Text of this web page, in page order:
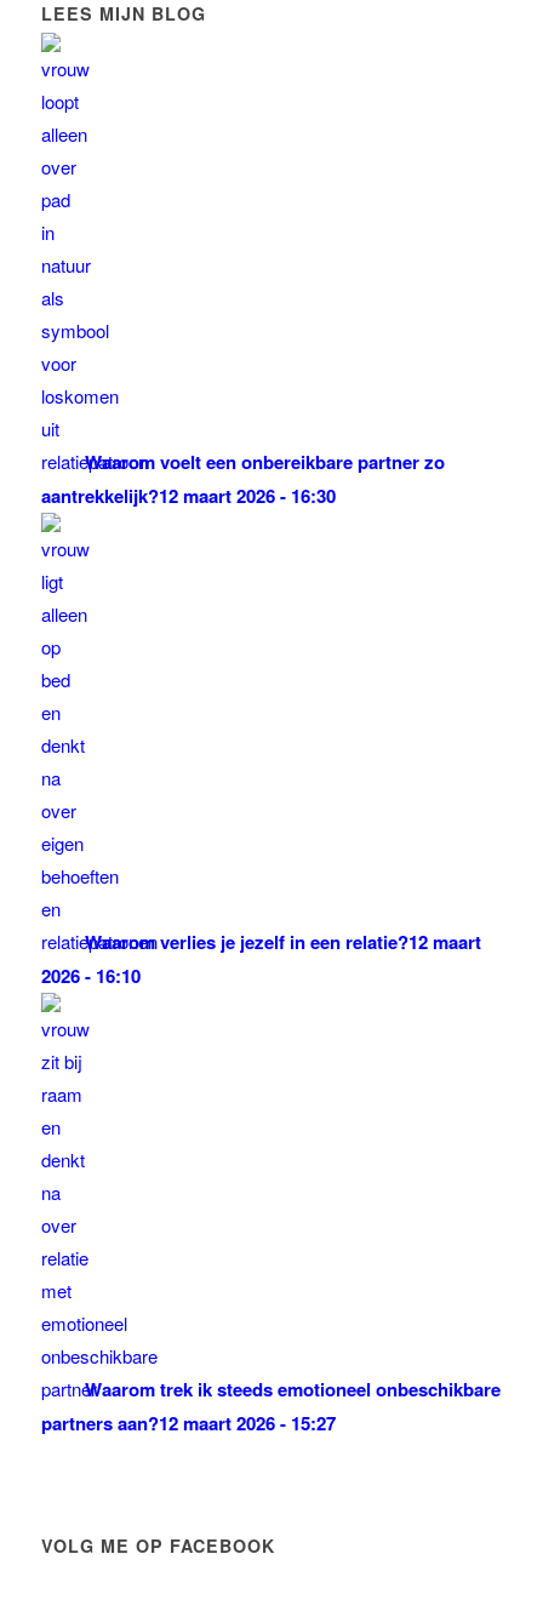
LEES MIJN BLOG
Waarom voelt een onbereikbare partner zo
aantrekkelijk?12 maart 2026 - 16:30
Waarom verlies je jezelf in een relatie?12 maart
2026 - 16:10
Waarom trek ik steeds emotioneel onbeschikbare
partners aan?12 maart 2026 - 15:27
VOLG ME OP FACEBOOK